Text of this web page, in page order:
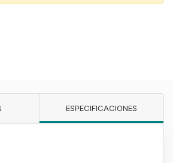
ESPECIFICACIONES